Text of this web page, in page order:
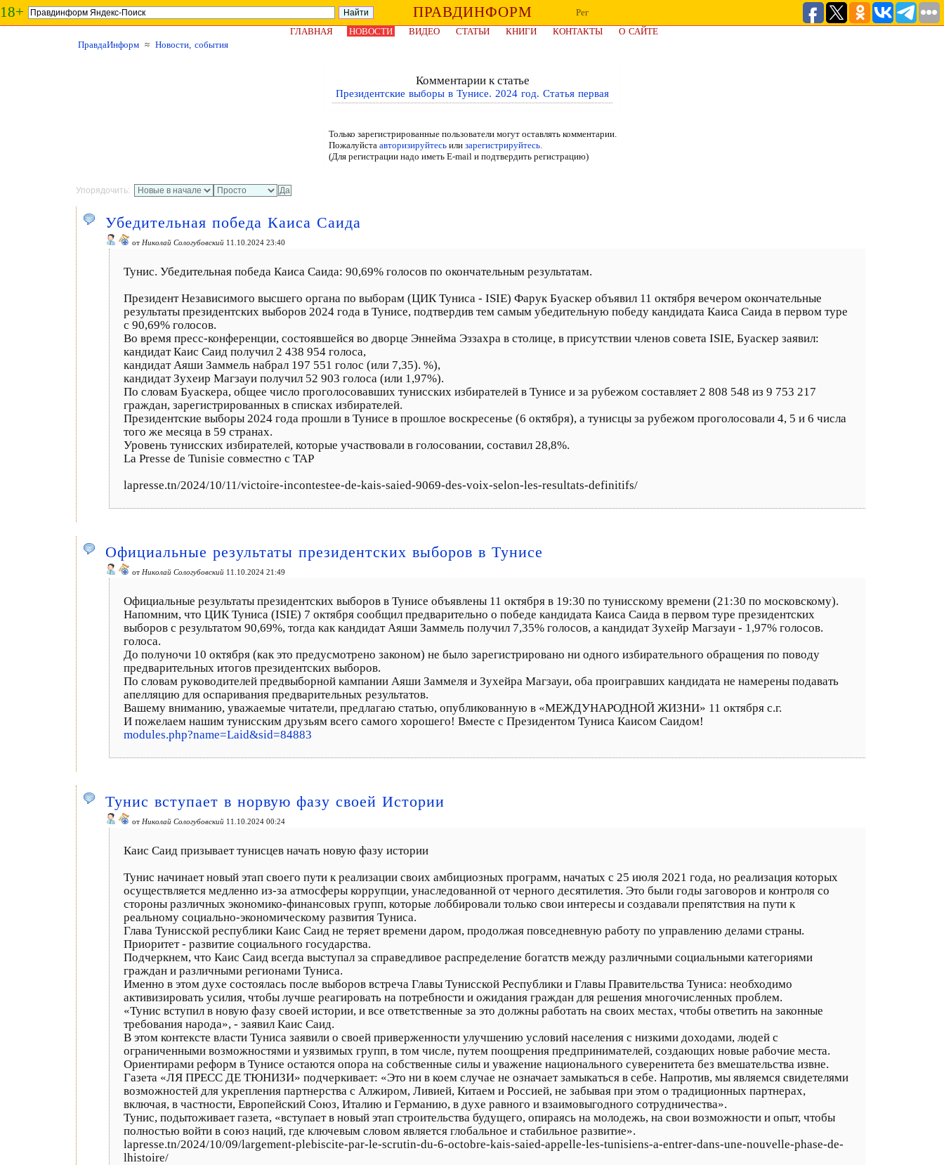
18+ ПРАВДИНФОРМ
Рег
ГЛАВНАЯ
НОВОСТИ ВИДЕО СТАТЬИ КНИГИ КОНТАКТЫ
О САЙТЕ
ПравдаИнформ ≈ Новости, события
Комментарии к статье
Президентские выборы в Тунисе. 2024 год. Статья первая
Только зарегистрированные пользователи могут оставлять комментарии.
Пожалуйста авторизируйтесьили зарегистрируйтесь.
(Для регистрации надо иметь E-mail и подтвердить регистрацию)
Упорядочить:
Убедительная победа Каиса Саида
от Николай Сологубовский 11.10.2024 23:40
Тунис. Убедительная победа Каиса Саида: 90,69% голосов по окончательным результатам.
Президент Независимого высшего органа по выборам (ЦИК Туниса - ISIE) Фарук Буаскер объявил 11 октября вечером окончательные
результаты президентских выборов 2024 года в Тунисе, подтвердив тем самым убедительную победу кандидата Каиса Саида в первом туре
с 90,69% голосов.
Во время пресс-конференции, состоявшейся во дворце Эннейма Эззахра в столице, в присутствии членов совета ISIE, Буаскер заявил:
кандидат Каис Саид получил 2 438 954 голоса,
кандидат Аяши Заммель набрал 197 551 голос (или 7,35). %),
кандидат Зухеир Магзауи получил 52 903 голоса (или 1,97%).
По словам Буаскера, общее число проголосовавших тунисских избирателей в Тунисе и за рубежом составляет 2 808 548 из 9 753 217
граждан, зарегистрированных в списках избирателей.
Президентские выборы 2024 года прошли в Тунисе в прошлое воскресенье (6 октября), а тунисцы за рубежом проголосовали 4, 5 и 6 числа
того же месяца в 59 странах.
Уровень тунисских избирателей, которые участвовали в голосовании, составил 28,8%.
La Presse de Tunisie совместно с TAP
lapresse.tn/2024/10/11/victoire-incontestee-de-kais-saied-9069-des-voix-selon-les-resultats-definitifs/
Официальные результаты президентских выборов в Тунисе
от Николай Сологубовский 11.10.2024 21:49
Официальные результаты президентских выборов в Тунисе объявлены 11 октября в 19:30 по тунисскому времени (21:30 по московскому).
Напомним, что ЦИК Туниса (ISIE) 7 октября сообщил предварительно о победе кандидата Каиса Саида в первом туре президентских
выборов с результатом 90,69%, тогда как кандидат Аяши Заммель получил 7,35% голосов, а кандидат Зухейр Магзауи - 1,97% голосов.
голоса.
До полуночи 10 октября (как это предусмотрено законом) не было зарегистрировано ни одного избирательного обращения по поводу
предварительных итогов президентских выборов.
По словам руководителей предвыборной кампании Аяши Заммеля и Зухейра Магзауи, оба проигравших кандидата не намерены подавать
апелляцию для оспаривания предварительных результатов.
Вашему вниманию, уважаемые читатели, предлагаю статью, опубликованную в «МЕЖДУНАРОДНОЙ ЖИЗНИ» 11 октября с.г.
И пожелаем нашим тунисским друзьям всего самого хорошего! Вместе с Президентом Туниса Каисом Саидом!
modules.php?name=Laid&sid=84883
Тунис вступает в норвую фазу своей Истории
от Николай Сологубовский 11.10.2024 00:24
Каис Саид призывает тунисцев начать новую фазу истории
Тунис начинает новый этап своего пути к реализации своих амбициозных программ, начатых с 25 июля 2021 года, но реализация которых
осуществляется медленно из-за атмосферы коррупции, унаследованной от черного десятилетия. Это были годы заговоров и контроля со
стороны различных экономико-финансовых групп, которые лоббировали только свои интересы и создавали препятствия на пути к
реальному социально-экономическому развития Туниса.
Глава Тунисской республики Каис Саид не теряет времени даром, продолжая повседневную работу по управлению делами страны.
Приоритет - развитие социального государства.
Подчеркнем, что Каис Саид всегда выступал за справедливое распределение богатств между различными социальными категориями
граждан и различными регионами Туниса.
Именно в этом духе состоялась после выборов встреча Главы Тунисской Республики и Главы Правительства Туниса: необходимо
активизировать усилия, чтобы лучше реагировать на потребности и ожидания граждан для решения многочисленных проблем.
«Тунис вступил в новую фазу своей истории, и все ответственные за это должны работать на своих местах, чтобы ответить на законные
требования народа», - заявил Каис Саид.
В этом контексте власти Туниса заявили о своей приверженности улучшению условий населения с низкими доходами, людей с
ограниченными возможностями и уязвимых групп, в том числе, путем поощрения предпринимателей, создающих новые рабочие места.
Ориентирами реформ в Тунисе остаются опора на собственные силы и уважение национального суверенитета без вмешательства извне.
Газета «ЛЯ ПРЕСС ДЕ ТЮНИЗИ» подчеркивает: «Это ни в коем случае не означает замыкаться в себе. Напротив, мы являемся свидетелями
возможностей для укрепления партнерства с Алжиром, Ливией, Китаем и Россией, не забывая при этом о традиционных партнерах,
включая, в частности, Европейский Союз, Италию и Германию, в духе равного и взаимовыгодного сотрудничества».
Тунис, подытоживает газета, «вступает в новый этап строительства будущего, опираясь на молодежь, на свои возможности и опыт, чтобы
полностью войти в союз наций, где ключевым словом является глобальное и стабильное развитие».
lapresse.tn/2024/10/09/largement-plebiscite-par-le-scrutin-du-6-octobre-kais-saied-appelle-les-tunisiens-a-entrer-dans-une-nouvelle-phase-de-
lhistoire/